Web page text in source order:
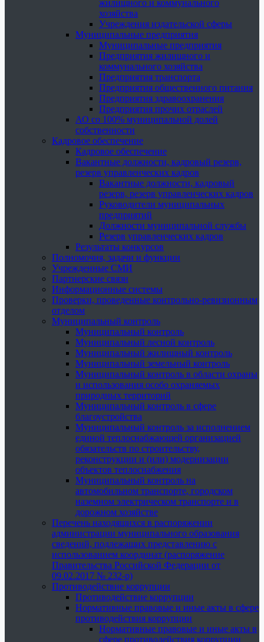
жилищного и коммунального
хозяйства
Учреждения издательской сферы
Муниципальные предприятия
Муниципальные предприятия
Предприятия жилищного и
коммунального хозяйства
Предприятия транспорта
Предприятия общественного питания
Предприятия здравоохранения
Предприятия прочих отраслей
АО со 100% муниципальной долей
собственности
Кадровое обеспечение
Кадровое обеспечение
Вакантные должности, кадровый резерв,
резерв управленческих кадров
Вакантные должности, кадровый
резерв, резерв управленческих кадров
Руководители муниципальных
предприятий
Должности муниципальной службы
Резерв управленческих кадров
Результаты конкурсов
Полномочия, задачи и функции
Учрежденные СМИ
Партнерские связи
Информационные системы
Проверки, проведенные контрольно-ревизионным
отделом
Муниципальный контроль
Муниципальный контроль
Муниципальный лесной контроль
Муниципальный жилищный контроль
Муниципальный земельный контроль
Муниципальный контроль в области охраны
и использования особо охраняемых
природных территорий
Муниципальный контроль в сфере
благоустройства
Муниципальный контроль за исполнением
единой теплоснабжающей организацией
обязательств по строительству,
реконструкции и (или) модернизации
объектов теплоснабжения
Муниципальный контроль на
автомобильном транспорте, городском
наземном электрическом транспорте и в
дорожном хозяйстве
Перечень находящихся в распоряжении
администрации муниципального образования
сведений, подлежащих представлению с
использованием координат (распоряжение
Правительства Российской Федерации от
09.02.2017 № 232-р)
Противодействие коррупции
Противодействие коррупции
Нормативные правовые и иные акты в сфере
противодействия коррупции
Нормативные правовые и иные акты в
сфере противодействия коррупции